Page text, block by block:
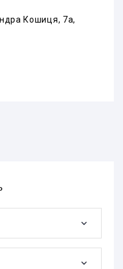
Кошиця, 7а,